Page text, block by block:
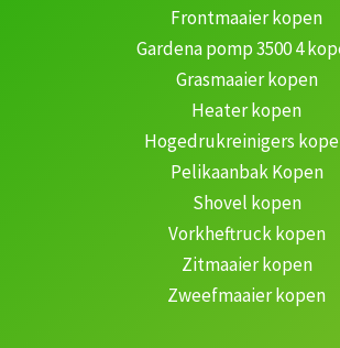
Frontmaaier kopen
Gardena pomp 3500 4
Grasmaaier kopen
Heater kopen
Hogedrukreinigers
Pelikaanbak Kopen
Shovel kopen
Vorkheftruck kopen
Zitmaaier kopen
Zweefmaaier kopen